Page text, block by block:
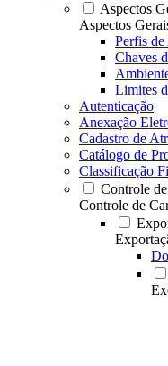
Aspectos
Aspectos
Perfis de
Chaves
Limites
Autenticação
Anexação
Cadastro de
Catálogo de
Classificação
Controle
Controle de